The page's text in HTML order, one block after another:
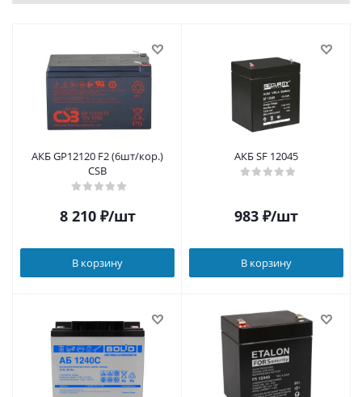
АКБ GP12120 F2 (6шт/кор.)
CSB
8 210₽/шт
В корзину
АКБ SF 12045
983 ₽/шт
В корзину